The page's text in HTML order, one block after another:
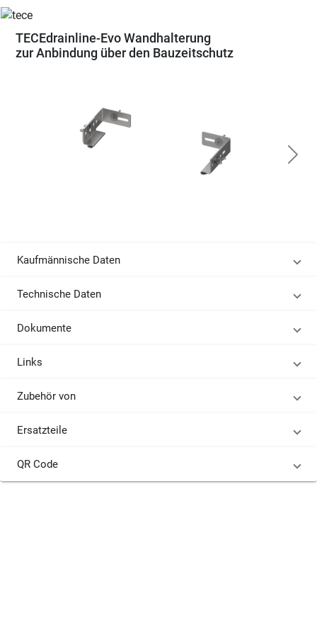
TECEdrainline-Evo Wandhalterung
zur Anbindung über den Bauzeitschutz
Kaufmännische Daten
Technische Daten
Dokumente
Links
Zubehör von
Ersatzteile
QR Code